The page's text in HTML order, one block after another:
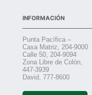
INFORMACIÓN
Punta Pacífica –
Casa Matriz, 204-9000
Calle 50, 204-9094
Zona Libre de Colón,
447-3939
David, 777-8600